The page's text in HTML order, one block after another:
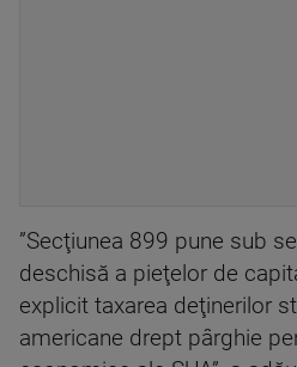
”Secţiunea 899 pune sub
deschisă a pieţelor de
explicit taxarea deţinerilor
americane drept pârghie